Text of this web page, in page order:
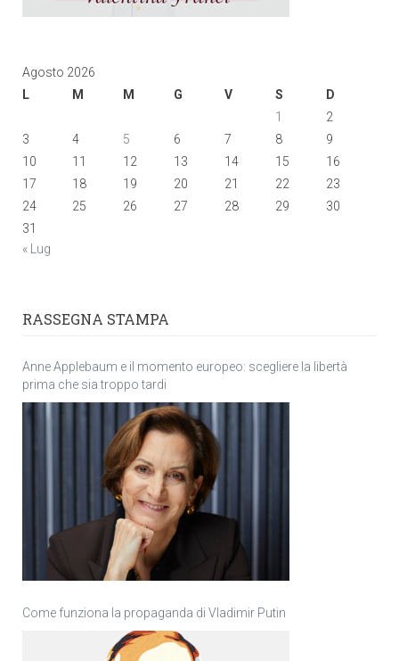
Agosto 2026
L
M M G V S
D
1
2
3
4 5 6 7 8
9
10
11 12 13 14 15
16
17
18 19 20 21 22
23
24
25 26 27 28 29
30
31
« Lug
RASSEGNA STAMPA
Anne Applebaum e il momento europeo: scegliere la libertà
prima che sia troppo tardi
Come funziona la propaganda di Vladimir Putin